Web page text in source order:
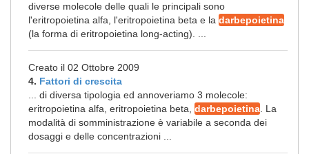
diverse molecole delle quali le principali sono
l'eritropoietina alfa, l'eritropoietina beta e la darbepoietina
(la forma di eritropoietina long-acting). ...
Creato il 02 Ottobre 2009
4. Fattori di crescita
... di diversa tipologia ed annoveriamo 3 molecole:
eritropoietina alfa, eritropoietina beta, darbepoietina . La
modalità di somministrazione è variabile a seconda dei
dosaggi e delle concentrazioni ...